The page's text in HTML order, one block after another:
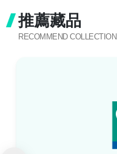
推薦藏品
RECOMMEND COLLECTION